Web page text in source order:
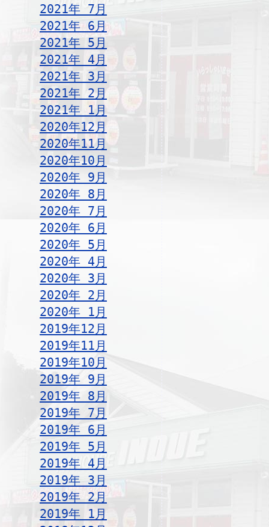
2021年 7月
2021年 6月
2021年 5月
2021年 4月
2021年 3月
2021年 2月
2021年 1月
2020年12月
2020年11月
2020年10月
2020年 9月
2020年 8月
2020年 7月
2020年 6月
2020年 5月
2020年 4月
2020年 3月
2020年 2月
2020年 1月
2019年12月
2019年11月
2019年10月
2019年 9月
2019年 8月
2019年 7月
2019年 6月
2019年 5月
2019年 4月
2019年 3月
2019年 2月
2019年 1月